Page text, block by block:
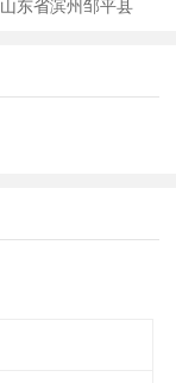
山东省滨州邹平县